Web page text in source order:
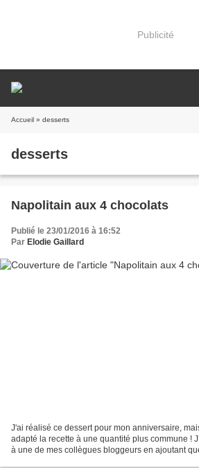
Publicité
Accueil » desserts
desserts
Napolitain aux 4 chocolats
Publié le 23/01/2016 à 16:52
Par Elodie Gaillard
J'ai réalisé ce dessert pour mon anniversaire,
adapté la recette à une quantité plus commune !
à une de mes collègues bloggeurs en ajoutant